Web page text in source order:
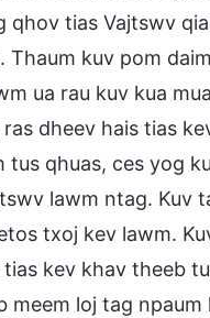
qhov tias Vajtswv
Thaum kuv pom
ua rau kuv kua
dheev hais tias
tus qhuas, ces yog
lawm ntag. Kuv
txoj kev lawm.
kev khav theeb
meem loj tag npaum